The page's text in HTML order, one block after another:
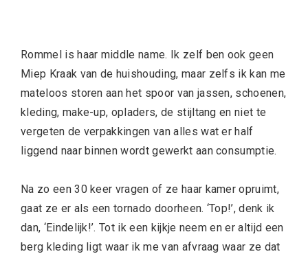
Rommel is haar middle name. Ik zelf ben ook geen
Miep Kraak van de huishouding, maar zelfs ik kan me
mateloos storen aan het spoor van jassen, schoenen,
kleding, make-up, opladers, de stijltang en niet te
vergeten de verpakkingen van alles wat er half
liggend naar binnen wordt gewerkt aan consumptie.
Na zo een 30 keer vragen of ze haar kamer opruimt,
gaat ze er als een tornado doorheen. ‘Top!’, denk ik
dan, ‘Eindelijk!’. Tot ik een kijkje neem en er altijd een
berg kleding ligt waar ik me van afvraag waar ze dat